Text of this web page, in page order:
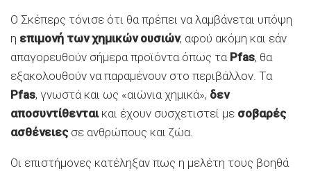
Ο Σκέπερς τόνισε ότι θα πρέπει να λαμβάνεται υπόψη
η επιμονή των χημικών ουσιών, αφού ακόμη και εάν
απαγορευθούν σήμερα προϊόντα όπως τα Pfas, θα
εξακολουθούν να παραμένουν στο περιβάλλον. Τα
Pfas, γνωστά και ως «αιώνια χημικά», δεν
αποσυντίθενταικαι έχουν συσχετιστεί με σοβαρές
ασθένειεςσε ανθρώπους και ζώα.
Οι επιστήμονες κατέληξαν πως η μελέτη τους βοηθά